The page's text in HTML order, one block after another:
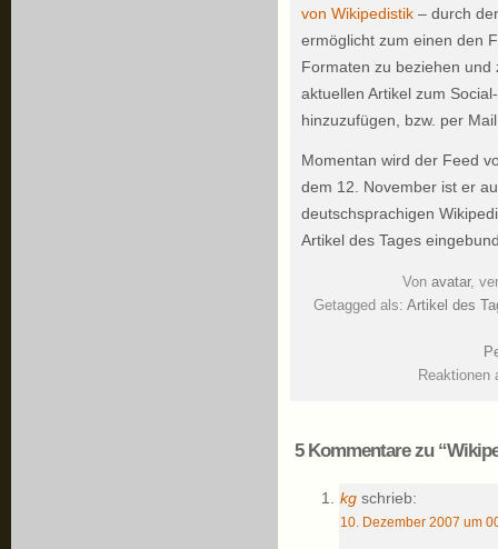
von Wikipedistik – durch
ermöglicht zum einen den
Formaten zu beziehen
aktuellen Artikel zum
hinzuzufügen, bzw. per
Momentan wird der Feed
dem 12. November ist er
deutschsprachigen
Artikel des Tages
Von avatar,
Getagged als: Artikel des
5 Kommentare zu
kg schrieb:
10. Dezember 2007 um